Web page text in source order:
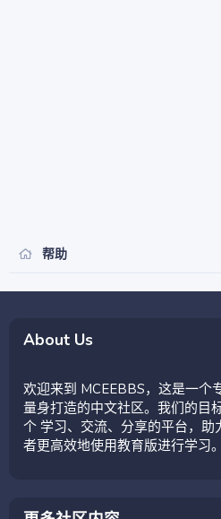
帮助
About Us
欢迎来到 MCEEBBS，这是一个
量身打造的中文社区。我们的目
个 学习、交流、分享的平台，
者更高效地使用教育版进行学习。